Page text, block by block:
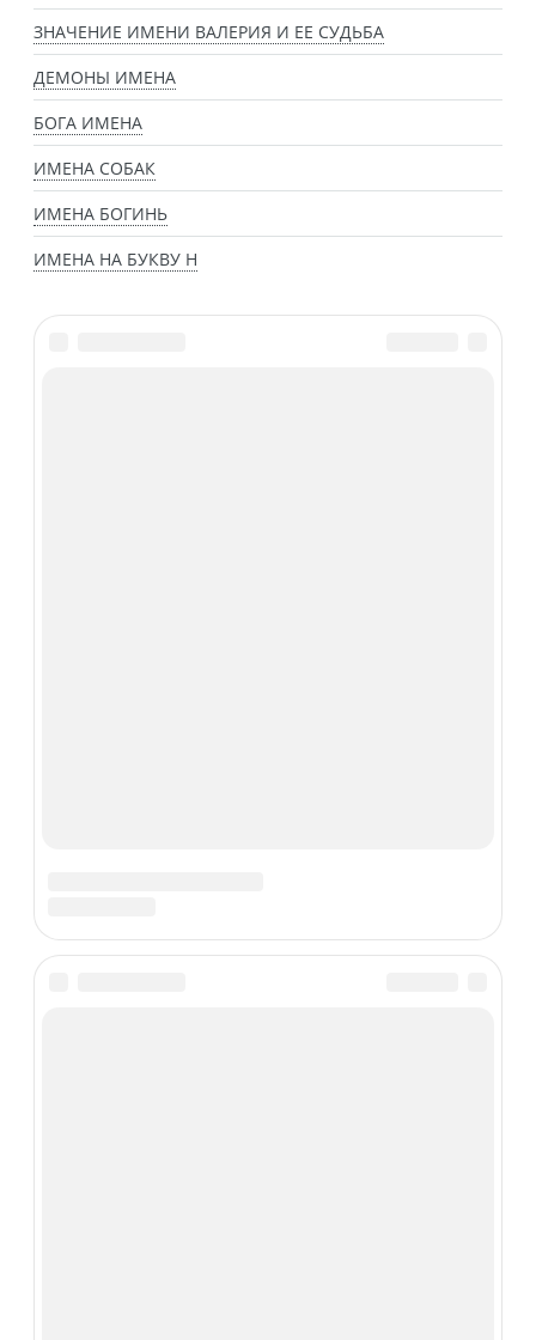
ЗНАЧЕНИЕ ИМЕНИ ВАЛЕРИЯ И ЕЕ СУДЬБА
ДЕМОНЫ ИМЕНА
БОГА ИМЕНА
ИМЕНА СОБАК
ИМЕНА БОГИНЬ
ИМЕНА НА БУКВУ Н